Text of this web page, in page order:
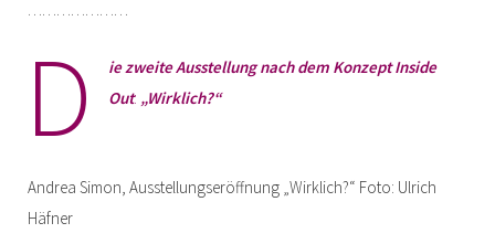
D
ie zweite Ausstellung nach dem Konzept Inside
Out: „Wirklich?“
Andrea Simon, Ausstellungseröffnung „Wirklich?“ Foto: Ulrich
Häfner